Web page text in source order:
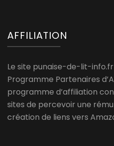
AFFILIATION
Le site punaise-de-lit-
Programme Partenaires
programme d’affiliation
sites de percevoir une
création de liens vers